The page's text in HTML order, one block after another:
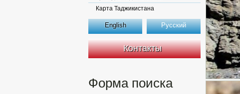
Карта Таджикистана
English Русский
Контакты
Форма поиска